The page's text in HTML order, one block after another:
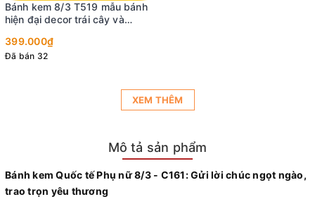
Bánh kem 8/3 T519 mẫu bánh
hiện đại decor trái cây và
399.000₫
Đã bán 32
XEM THÊM
Mô tả sản phẩm
Bánh kem Quốc tế Phụ nữ 8/3 - C161: Gửi lời chúc ngọt ngào,
trao trọn yêu thương